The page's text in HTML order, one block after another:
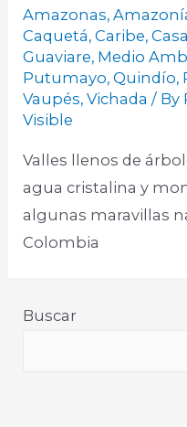
Amazonas,
Caquetá,Caribe,
Guaviare, Medio
Putumayo,Quindío,
Vaupés,Vichada / By
Visible
Valles llenos de
agua cristalina y
algunas maravillas
Colombia
Buscar